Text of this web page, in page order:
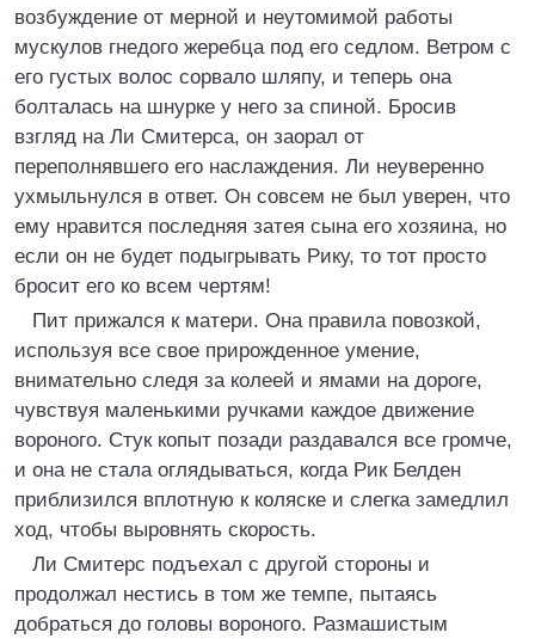
возбуждение от мерной и неутомимой работы
мускулов гнедого жеребца под его седлом. Ветром с
его густых волос сорвало шляпу, и теперь она
болталась на шнурке у него за спиной. Бросив
взгляд на Ли Смитерса, он заорал от
переполнявшего его наслаждения. Ли неуверенно
ухмыльнулся в ответ. Он совсем не был уверен, что
ему нравится последняя затея сына его хозяина, но
если он не будет подыгрывать Рику, то тот просто
бросит его ко всем чертям!
Пит прижался к матери. Она правила повозкой,
используя все свое прирожденное умение,
внимательно следя за колеей и ямами на дороге,
чувствуя маленькими ручками каждое движение
вороного. Стук копыт позади раздавался все громче,
и она не стала оглядываться, когда Рик Белден
приблизился вплотную к коляске и слегка замедлил
ход, чтобы выровнять скорость.
Ли Смитерс подъехал с другой стороны и
продолжал нестись в том же темпе, пытаясь
добраться до головы вороного. Размашистым